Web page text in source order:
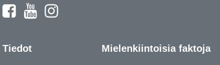
Tiedot Mielenkiintoisia faktoja